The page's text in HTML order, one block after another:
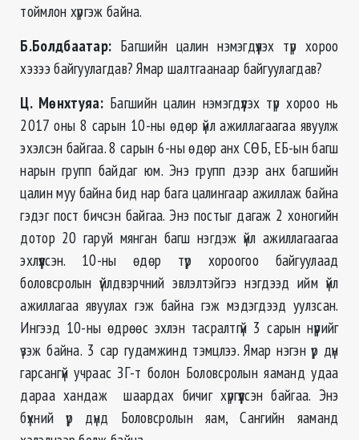
тоймлон хүргэж байна.
Б.Болдбаатар: Багшийн цалин нэмэгдүүлэх түр хороо
хэзээ байгуулагдав? Ямар шалтгаанаар байгуулагдав?
Ц. Мөнхтуяа:Багшийн цалин нэмэгдүүлэх түр хороо нь
2017 оны 8 сарын 10-ны өдөр үйл ажиллагаагаа явуулж
эхэлсэн байгаа. 8 сарын 6-ны өдөр анх СӨБ, ЕБ-ын багш
нарын групп байдаг юм. Энэ групп дээр анх багшийн
цалин муу байна бид нар бага цалингаар ажиллаж байна
гэдэг пост бичсэн байгаа. Энэ постыг дагаж 2 хоногийн
дотор 20 гаруй мянган багш нэгдэж үйл ажиллагаагаа
эхлүүлсэн. 10-ны өдөр түр хороогоо байгуулаад
боловсролын үйлдвэрчний эвлэлтэйгээ нэгдээд ийм үйл
ажиллагаа явуулах гэж байна гэж мэдэгдээд уулзсан.
Ингээд 10-ны өдрөөс эхлэн тасралтгүй 3 сарын нүүрийг
үзэж байна. 3 сар гудамжинд тэмцлээ. Ямар нэгэн үр дүн
гарсангүй учраас ЗГ-т болон Боловсролын яаманд удаа
дараа хандаж шаардах бичиг хүргүүлсэн байгаа. Энэ
бүхний үр дүнд Боловсролын яам, Сангийн яаманд